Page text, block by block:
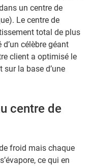
un centre de
Le centre de
total de plus
célèbre géant
client a optimisé le
la base d’une
centre de
froid mais chaque
ce qui en